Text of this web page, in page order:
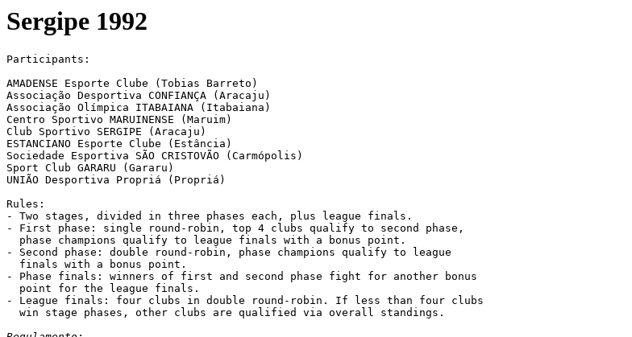
Sergipe 1992
Participants:
AMADENSE Esporte Clube (Tobias Barreto)
Associação Desportiva CONFIANÇA (Aracaju)
Associação Olímpica ITABAIANA (Itabaiana)
Centro Sportivo MARUINENSE (Maruim)
Club Sportivo SERGIPE (Aracaju)
ESTANCIANO Esporte Clube (Estância)
Sociedade Esportiva SÃO CRISTOVÃO (Carmópolis)
Sport Club GARARU (Gararu)
UNIÃO Desportiva Propriá (Propriá)
Rules:
- Two stages, divided in three phases each, plus league finals.
- First phase: single round-robin, top 4 clubs qualify to second phase,
  phase champions qualify to league finals with a bonus point.
- Second phase: double round-robin, phase champions qualify to league
  finals with a bonus point.
- Phase finals: winners of first and second phase fight for another bonus
  point for the league finals.
- League finals: four clubs in double round-robin. If less than four clubs
  win stage phases, other clubs are qualified via overall standings.